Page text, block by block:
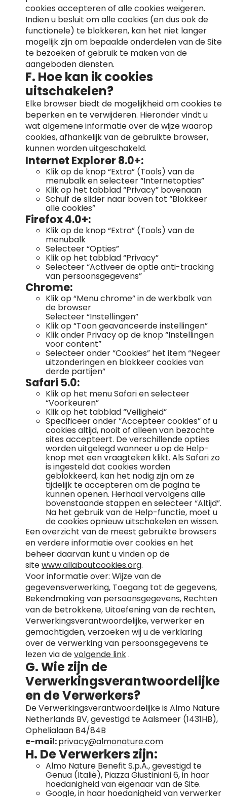
cookies accepteren of alle cookies weigeren.
Indien u besluit om alle cookies (en dus ook de
functionele) te blokkeren, kan het niet langer
mogelijk zijn om bepaalde onderdelen van de Site
te bezoeken of gebruik te maken van de
aangeboden diensten.
F. Hoe kan ik cookies
uitschakelen?
Elke browser biedt de mogelijkheid om cookies te
beperken en te verwijderen. Hieronder vindt u
wat algemene informatie over de wijze waarop
cookies, afhankelijk van de gebruikte browser,
kunnen worden uitgeschakeld.
Internet Explorer 8.0+:
Klik op de knop “Extra” (Tools) van de
menubalk en selecteer “Internetopties”
Klik op het tabblad “Privacy” bovenaan
Schuif de slider naar boven tot “Blokkeer
alle cookies”
Firefox 4.0+:
Klik op de knop “Extra” (Tools) van de
menubalk
Selecteer “Opties”
Klik op het tabblad “Privacy”
Selecteer “Activeer de optie anti-tracking
van persoonsgegevens”
Chrome:
Klik op “Menu chrome” in de werkbalk van
de browser
Selecteer “Instellingen”
Klik op “Toon geavanceerde instellingen”
Klik onder Privacy op de knop “Instellingen
voor content”
Selecteer onder “Cookies” het item “Negeer
uitzonderingen en blokkeer cookies van
derde partijen”
Safari 5.0:
Klik op het menu Safari en selecteer
“Voorkeuren”
Klik op het tabblad “Veiligheid”
Specificeer onder “Accepteer cookies” of u
cookies altijd, nooit of alleen van bezochte
sites accepteert. De verschillende opties
worden uitgelegd wanneer u op de Help-
knop met een vraagteken klikt. Als Safari zo
is ingesteld dat cookies worden
geblokkeerd, kan het nodig zijn om ze
tijdelijk te accepteren om de pagina te
kunnen openen. Herhaal vervolgens alle
bovenstaande stappen en selecteer “Altijd”.
Na het gebruik van de Help-functie, moet u
de cookies opnieuw uitschakelen en wissen.
Een overzicht van de meest gebruikte browsers
en verdere informatie over cookies en het
beheer daarvan kunt u vinden op de
sitewww.allaboutcookies.org.
Voor informatie over: Wijze van de
gegevensverwerking, Toegang tot de gegevens,
Bekendmaking van persoonsgegevens, Rechten
van de betrokkene, Uitoefening van de rechten,
Verwerkingsverantwoordelijke, verwerker en
gemachtigden, verzoeken wij u de verklaring
over de verwerking van persoonsgegevens te
lezen via devolgende link.
G. Wie zijn de
Verwerkingsverantwoordelijke
en de Verwerkers?
De Verwerkingsverantwoordelijke is Almo Nature
Netherlands BV, gevestigd te Aalsmeer (1431HB),
Ophelialaan 84/84B
e-mail:privacy@almonature.com
H. De Verwerkers zijn:
Almo Nature Benefit S.p.A., gevestigd te
Genua (Italië), Piazza Giustiniani 6, in haar
hoedanigheid van eigenaar van de Site.
Google, in haar hoedanigheid van verwerker